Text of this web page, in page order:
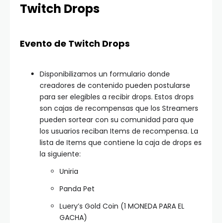
Twitch Drops
Evento de Twitch Drops
Disponibilizamos un formulario donde
creadores de contenido pueden postularse
para ser elegibles a recibir drops. Estos drops
son cajas de recompensas que los Streamers
pueden sortear con su comunidad para que
los usuarios reciban Items de recompensa. La
lista de Items que contiene la caja de drops es
la siguiente:
Uniria
Panda Pet
Luery’s Gold Coin (1 MONEDA PARA EL
GACHA)